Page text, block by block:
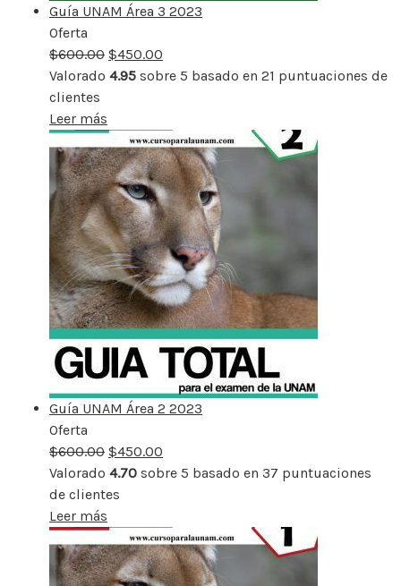
Guía UNAM Área 3 2023
Oferta
rebajado
$600.00 $450.00
Valorado 4.95 sobre 5 basado en 21 puntuaciones de
clientes
Leer más
Guía UNAM Área 2 2023
Oferta
rebajado
$600.00 $450.00
Valorado 4.70 sobre 5 basado en 37 puntuaciones
de clientes
Leer más